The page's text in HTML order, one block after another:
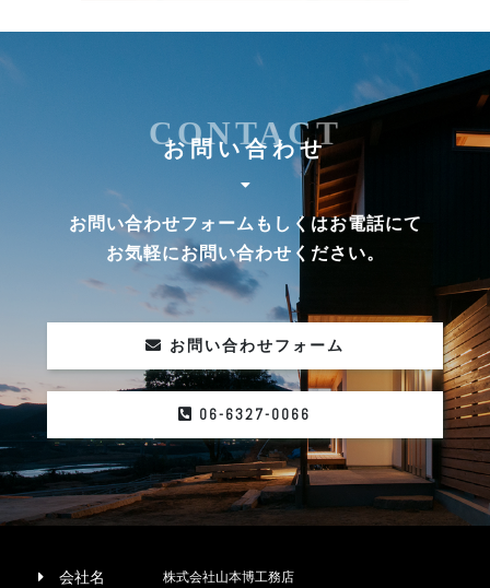
お問い合わせ
CONTACT
お問い合わせフォームもしくはお電話にて
お気軽にお問い合わせください。
お問い合わせフォーム
06-6327-0066
会社名 株式会社山本博工務店